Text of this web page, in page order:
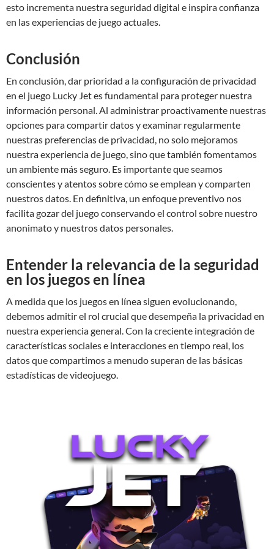
esto incrementa nuestra seguridad digital e inspira confianza
en las experiencias de juego actuales.
Conclusión
En conclusión, dar prioridad a la configuración de privacidad
en el juego Lucky Jet es fundamental para proteger nuestra
información personal. Al administrar proactivamente nuestras
opciones para compartir datos y examinar regularmente
nuestras preferencias de privacidad, no solo mejoramos
nuestra experiencia de juego, sino que también fomentamos
un ambiente más seguro. Es importante que seamos
conscientes y atentos sobre cómo se emplean y comparten
nuestros datos. En definitiva, un enfoque preventivo nos
facilita gozar del juego conservando el control sobre nuestro
anonimato y nuestros datos personales.
Entender la relevancia de la seguridad
en los juegos en línea
A medida que los juegos en línea siguen evolucionando,
debemos admitir el rol crucial que desempeña la privacidad en
nuestra experiencia general. Con la creciente integración de
características sociales e interacciones en tiempo real, los
datos que compartimos a menudo superan de las básicas
estadísticas de videojuego.